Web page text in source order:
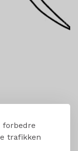
forbedre
trafikken